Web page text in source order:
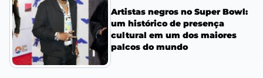
Artistas negros no Super Bowl:
um histórico de presença
cultural em um dos maiores
palcos do mundo